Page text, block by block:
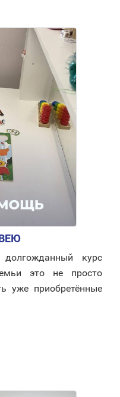
курс
это не просто
уже приобретённые